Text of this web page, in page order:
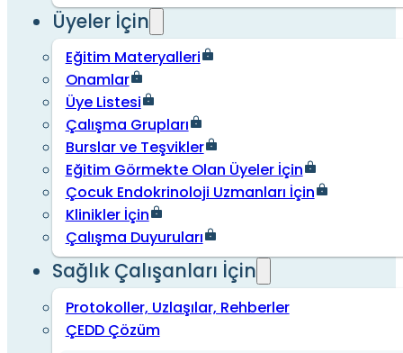
Üyeler İçin
Eğitim Materyalleri
Onamlar
Üye Listesi
Çalışma Grupları
Burslar ve Teşvikler
Eğitim Görmekte Olan Üyeler İçin
Çocuk Endokrinoloji Uzmanları İçin
Klinikler İçin
Çalışma Duyuruları
Sağlık Çalışanları İçin
Protokoller, Uzlaşılar, Rehberler
ÇEDD Çözüm